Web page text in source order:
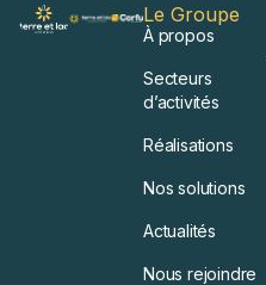
Le Groupe
À propos
Secteurs
d’activités
Réalisations
Nos solutions
Actualités
Nous rejoindre